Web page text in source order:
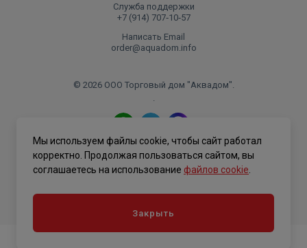
Служба поддержки
+7 (914) 707‑10‑57
Написать Email
order@aquadom.info
© 2026 ООО Торговый дом "Аквадом".
.
Политика конфиденциальности
Мы используем файлы cookie, чтобы сайт работал
корректно. Продолжая пользоваться сайтом, вы
соглашаетесь на использование файлов cookie
Закрыть